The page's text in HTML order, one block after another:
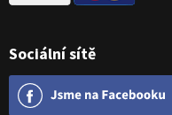
Sociální sítě